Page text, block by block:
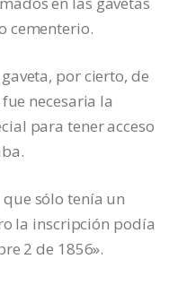
cementerio.
por cierto, de
necesaria la
para tener acceso
sólo tenía un
la inscripción podía
2 de 1856».